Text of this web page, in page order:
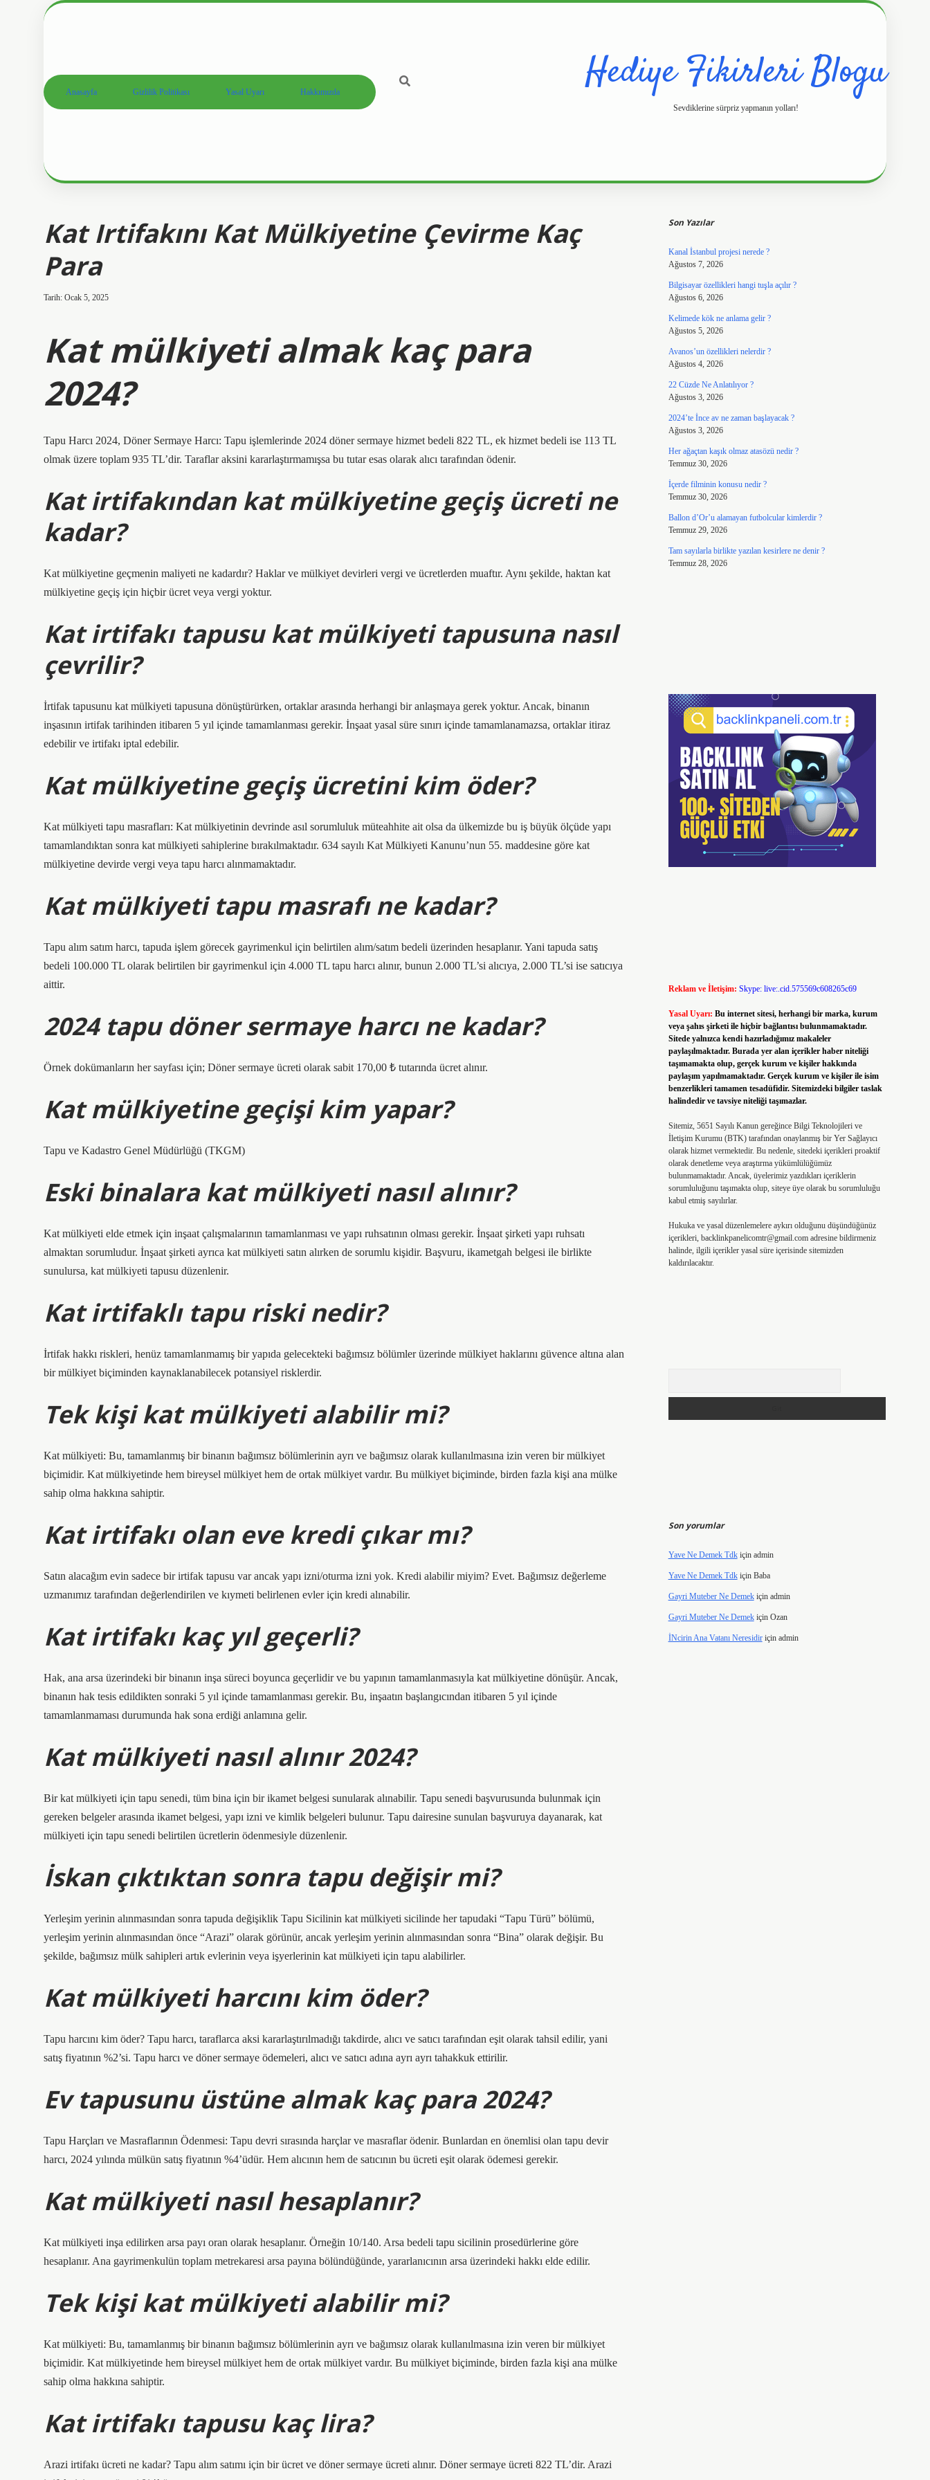
Anasayfa Gizlilik Politikası Yasal Uyarı Hakkımızda Hediye Fikirleri Blogu
Sevdiklerine sürpriz yapmanın yolları!
Kat Irtifakını Kat Mülkiyetine Çevirme Kaç
Para
Tarih: Ocak 5, 2025
Kat mülkiyeti almak kaç para
2024?
Tapu Harcı 2024, Döner Sermaye Harcı: Tapu işlemlerinde 2024 döner sermaye hizmet bedeli 822 TL, ek hizmet bedeli ise 113 TL
olmak üzere toplam 935 TL’dir. Taraflar aksini kararlaştırmamışsa bu tutar esas olarak alıcı tarafından ödenir.
Kat irtifakından kat mülkiyetine geçiş ücreti ne
kadar?
Kat mülkiyetine geçmenin maliyeti ne kadardır? Haklar ve mülkiyet devirleri vergi ve ücretlerden muaftır. Aynı şekilde, haktan kat
mülkiyetine geçiş için hiçbir ücret veya vergi yoktur.
Kat irtifakı tapusu kat mülkiyeti tapusuna nasıl
çevrilir?
İrtifak tapusunu kat mülkiyeti tapusuna dönüştürürken, ortaklar arasında herhangi bir anlaşmaya gerek yoktur. Ancak, binanın
inşasının irtifak tarihinden itibaren 5 yıl içinde tamamlanması gerekir. İnşaat yasal süre sınırı içinde tamamlanamazsa, ortaklar itiraz
edebilir ve irtifakı iptal edebilir.
Kat mülkiyetine geçiş ücretini kim öder?
Kat mülkiyeti tapu masrafları: Kat mülkiyetinin devrinde asıl sorumluluk müteahhite ait olsa da ülkemizde bu iş büyük ölçüde yapı
tamamlandıktan sonra kat mülkiyeti sahiplerine bırakılmaktadır. 634 sayılı Kat Mülkiyeti Kanunu’nun 55. maddesine göre kat
mülkiyetine devirde vergi veya tapu harcı alınmamaktadır.
Kat mülkiyeti tapu masrafı ne kadar?
Tapu alım satım harcı, tapuda işlem görecek gayrimenkul için belirtilen alım/satım bedeli üzerinden hesaplanır. Yani tapuda satış
bedeli 100.000 TL olarak belirtilen bir gayrimenkul için 4.000 TL tapu harcı alınır, bunun 2.000 TL’si alıcıya, 2.000 TL’si ise satıcıya
aittir.
2024 tapu döner sermaye harcı ne kadar?
Örnek dokümanların her sayfası için; Döner sermaye ücreti olarak sabit 170,00 ₺ tutarında ücret alınır.
Kat mülkiyetine geçişi kim yapar?
Tapu ve Kadastro Genel Müdürlüğü (TKGM)
Eski binalara kat mülkiyeti nasıl alınır?
Kat mülkiyeti elde etmek için inşaat çalışmalarının tamamlanması ve yapı ruhsatının olması gerekir. İnşaat şirketi yapı ruhsatı
almaktan sorumludur. İnşaat şirketi ayrıca kat mülkiyeti satın alırken de sorumlu kişidir. Başvuru, ikametgah belgesi ile birlikte
sunulursa, kat mülkiyeti tapusu düzenlenir.
Kat irtifaklı tapu riski nedir?
İrtifak hakkı riskleri, henüz tamamlanmamış bir yapıda gelecekteki bağımsız bölümler üzerinde mülkiyet haklarını güvence altına alan
bir mülkiyet biçiminden kaynaklanabilecek potansiyel risklerdir.
Tek kişi kat mülkiyeti alabilir mi?
Kat mülkiyeti: Bu, tamamlanmış bir binanın bağımsız bölümlerinin ayrı ve bağımsız olarak kullanılmasına izin veren bir mülkiyet
biçimidir. Kat mülkiyetinde hem bireysel mülkiyet hem de ortak mülkiyet vardır. Bu mülkiyet biçiminde, birden fazla kişi ana mülke
sahip olma hakkına sahiptir.
Kat irtifakı olan eve kredi çıkar mı?
Satın alacağım evin sadece bir irtifak tapusu var ancak yapı izni/oturma izni yok. Kredi alabilir miyim? Evet. Bağımsız değerleme
uzmanımız tarafından değerlendirilen ve kıymeti belirlenen evler için kredi alınabilir.
Kat irtifakı kaç yıl geçerli?
Hak, ana arsa üzerindeki bir binanın inşa süreci boyunca geçerlidir ve bu yapının tamamlanmasıyla kat mülkiyetine dönüşür. Ancak,
binanın hak tesis edildikten sonraki 5 yıl içinde tamamlanması gerekir. Bu, inşaatın başlangıcından itibaren 5 yıl içinde
tamamlanmaması durumunda hak sona erdiği anlamına gelir.
Kat mülkiyeti nasıl alınır 2024?
Bir kat mülkiyeti için tapu senedi, tüm bina için bir ikamet belgesi sunularak alınabilir. Tapu senedi başvurusunda bulunmak için
gereken belgeler arasında ikamet belgesi, yapı izni ve kimlik belgeleri bulunur. Tapu dairesine sunulan başvuruya dayanarak, kat
mülkiyeti için tapu senedi belirtilen ücretlerin ödenmesiyle düzenlenir.
İskan çıktıktan sonra tapu değişir mi?
Yerleşim yerinin alınmasından sonra tapuda değişiklik Tapu Sicilinin kat mülkiyeti sicilinde her tapudaki “Tapu Türü” bölümü,
yerleşim yerinin alınmasından önce “Arazi” olarak görünür, ancak yerleşim yerinin alınmasından sonra “Bina” olarak değişir. Bu
şekilde, bağımsız mülk sahipleri artık evlerinin veya işyerlerinin kat mülkiyeti için tapu alabilirler.
Kat mülkiyeti harcını kim öder?
Tapu harcını kim öder? Tapu harcı, taraflarca aksi kararlaştırılmadığı takdirde, alıcı ve satıcı tarafından eşit olarak tahsil edilir, yani
satış fiyatının %2’si. Tapu harcı ve döner sermaye ödemeleri, alıcı ve satıcı adına ayrı ayrı tahakkuk ettirilir.
Ev tapusunu üstüne almak kaç para 2024?
Tapu Harçları ve Masraflarının Ödenmesi: Tapu devri sırasında harçlar ve masraflar ödenir. Bunlardan en önemlisi olan tapu devir
harcı, 2024 yılında mülkün satış fiyatının %4’üdür. Hem alıcının hem de satıcının bu ücreti eşit olarak ödemesi gerekir.
Kat mülkiyeti nasıl hesaplanır?
Kat mülkiyeti inşa edilirken arsa payı oran olarak hesaplanır. Örneğin 10/140. Arsa bedeli tapu sicilinin prosedürlerine göre
hesaplanır. Ana gayrimenkulün toplam metrekaresi arsa payına bölündüğünde, yararlanıcının arsa üzerindeki hakkı elde edilir.
Tek kişi kat mülkiyeti alabilir mi?
Kat mülkiyeti: Bu, tamamlanmış bir binanın bağımsız bölümlerinin ayrı ve bağımsız olarak kullanılmasına izin veren bir mülkiyet
biçimidir. Kat mülkiyetinde hem bireysel mülkiyet hem de ortak mülkiyet vardır. Bu mülkiyet biçiminde, birden fazla kişi ana mülke
sahip olma hakkına sahiptir.
Kat irtifakı tapusu kaç lira?
Arazi irtifakı ücreti ne kadar? Tapu alım satımı için bir ücret ve döner sermaye ücreti alınır. Döner sermaye ücreti 822 TL’dir. Arazi
Son Yazılar
Kanal İstanbul projesi nerede ?
Ağustos 7, 2026
Bilgisayar özellikleri hangi tuşla açılır ?
Ağustos 6, 2026
Kelimede kök ne anlama gelir ?
Ağustos 5, 2026
Avanos’un özellikleri nelerdir ?
Ağustos 4, 2026
22 Cüzde Ne Anlatılıyor ?
Ağustos 3, 2026
2024’te İnce av ne zaman başlayacak ?
Ağustos 3, 2026
Her ağaçtan kaşık olmaz atasözü nedir ?
Temmuz 30, 2026
İçerde filminin konusu nedir ?
Temmuz 30, 2026
Ballon d’Or’u alamayan futbolcular kimlerdir ?
Temmuz 29, 2026
Tam sayılarla birlikte yazılan kesirlere ne denir ?
Temmuz 28, 2026
Reklam ve İletişim: Skype: live:.cid.575569c608265c69
Yasal Uyarı: Bu internet sitesi, herhangi bir marka, kurum
veya şahıs şirketi ile hiçbir bağlantısı bulunmamaktadır.
Sitede yalnızca kendi hazırladığımız makaleler
paylaşılmaktadır. Burada yer alan içerikler haber niteliği
taşımamakta olup, gerçek kurum ve kişiler hakkında
paylaşım yapılmamaktadır. Gerçek kurum ve kişiler ile isim
benzerlikleri tamamen tesadüfidir. Sitemizdeki bilgiler taslak
halindedir ve tavsiye niteliği taşımazlar.
Sitemiz, 5651 Sayılı Kanun gereğince Bilgi Teknolojileri ve
İletişim Kurumu (BTK) tarafından onaylanmış bir Yer Sağlayıcı
olarak hizmet vermektedir. Bu nedenle, sitedeki içerikleri proaktif
olarak denetleme veya araştırma yükümlülüğümüz
bulunmamaktadır. Ancak, üyelerimiz yazdıkları içeriklerin
sorumluluğunu taşımakta olup, siteye üye olarak bu sorumluluğu
kabul etmiş sayılırlar.
Hukuka ve yasal düzenlemelere aykırı olduğunu düşündüğünüz
içerikleri, backlinkpanelicomtr@gmail.comadresine bildirmeniz
halinde, ilgili içerikler yasal süre içerisinde sitemizden
kaldırılacaktır.
Son yorumlar
Yave Ne Demek Tdkiçin admin
Yave Ne Demek Tdkiçin Baba
Gayri Muteber Ne Demekiçin admin
Gayri Muteber Ne Demekiçin Ozan
İNcirin Ana Vatanı Neresidiriçin admin